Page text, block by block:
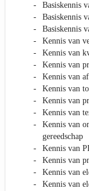
Basiskennis
Basiskennis
Basiskennis
Kennis van
Kennis van
Kennis van
Kennis van
Kennis van
Kennis van
Kennis van
Kennis van
gereedschap
Kennis van
Kennis van
Kennis van
Kennis van